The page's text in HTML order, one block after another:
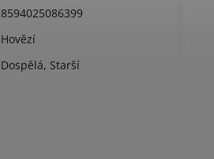
8594025086399
Hovězí
Dospělá, Starší